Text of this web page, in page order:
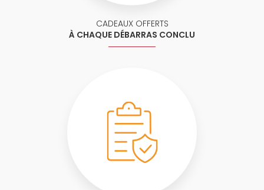
CADEAUX OFFERTS
À CHAQUE DÉBARRAS CONCLU